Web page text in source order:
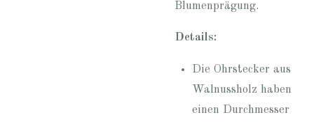
Blumenprägung.
Details:
Die Ohrstecker aus
Walnussholz haben
einen Durchmesser